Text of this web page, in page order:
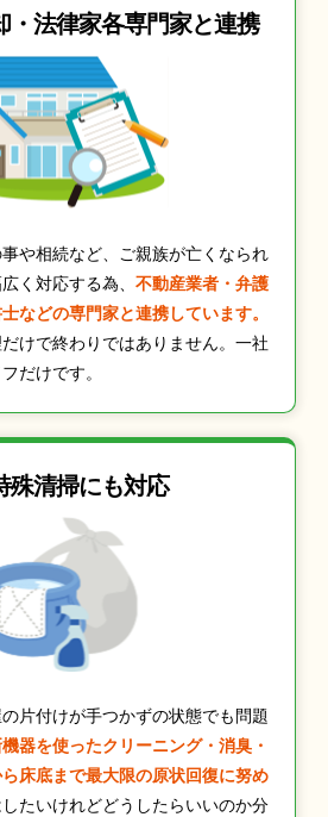
・法律家各専門家と連携
や相続など、ご親族が亡くなられ
く対応する為、 不動産業者・弁護
などの専門家と連携しています。
けで終わりではありません。一社
だけです。
殊清掃にも対応
片付けが手つかずの状態でも問題
器を使ったクリーニング・消臭・
床底まで最大限の原状回復に努め
したいけれどどうしたらいいのか分